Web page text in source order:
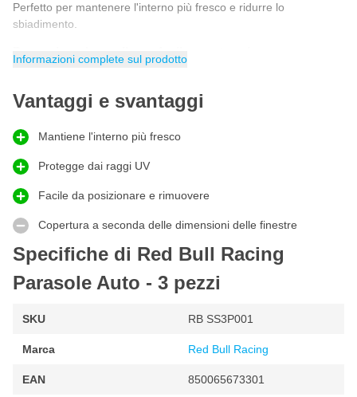
Perfetto per mantenere l'interno più fresco e ridurre lo
sbiadimento.
Parasole universali con facile montaggio
Iparasole Red Bull Racinghanno una
facili da installare e rimuovere, permettendoti di beneficiare
Set di 3 pezzi per una protezione completa
Con questoset di 3 parasole
mantenere l'interno confortevole durante la sosta.
Caratteristiche dei parasole Red Bull Oracle - 3pz
Ufficialmente con licenza da Red Bull Oracle
Design sportivo innero/rosso
Set di 3 pezzi
Aiuta contro
calore e luce solare
Protegge contro
lo sbiadimento degli interni
Informazioni complete sul prodotto
Vantaggi e svantaggi
Mantiene l'interno più fresco
Protegge dai raggi UV
Facile da posizionare e rimuovere
Copertura a seconda delle dimensioni delle finestre
Specifiche di Red Bull Racing
Parasole Auto - 3 pezzi
SKU RB SS3P001
Marca Red Bull Racing
EAN 850065673301